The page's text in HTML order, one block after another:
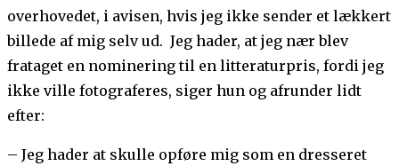
overhovedet, i avisen, hvis jeg ikke sender et lækkert
billede af mig selv ud. Jeg hader, at jeg nær blev
frataget en nominering til en litteraturpris, fordi jeg
ikke ville fotograferes, siger hun og afrunder lidt
efter:
– Jeg hader at skulle opføre mig som en dresseret